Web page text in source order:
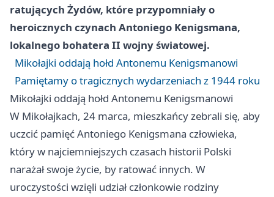
ratujących Żydów, które przypomniały o
heroicznych czynach Antoniego Kenigsmana,
lokalnego bohatera II wojny światowej.
Mikołajki oddają hołd Antonemu Kenigsmanowi
Pamiętamy o tragicznych wydarzeniach z 1944 roku
Mikołajki oddają hołd Antonemu Kenigsmanowi
W Mikołajkach, 24 marca, mieszkańcy zebrali się, aby
uczcić pamięć Antoniego Kenigsmana człowieka,
który w najciemniejszych czasach historii Polski
narażał swoje życie, by ratować innych. W
uroczystości wzięli udział członkowie rodziny